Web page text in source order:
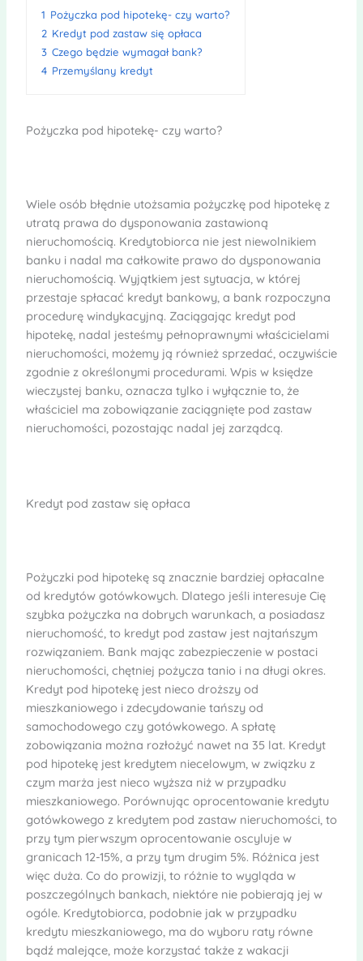
1 Pożyczka pod hipotekę- czy warto?
2 Kredyt pod zastaw się opłaca
3 Czego będzie wymagał bank?
4 Przemyślany kredyt
Pożyczka pod hipotekę- czy warto?
Wiele osób błędnie utożsamia pożyczkę pod hipotekę z
utratą prawa do dysponowania zastawioną
nieruchomością. Kredytobiorca nie jest niewolnikiem
banku i nadal ma całkowite prawo do dysponowania
nieruchomością. Wyjątkiem jest sytuacja, w której
przestaje spłacać kredyt bankowy, a bank rozpoczyna
procedurę windykacyjną. Zaciągając kredyt pod
hipotekę, nadal jesteśmy pełnoprawnymi właścicielami
nieruchomości, możemy ją również sprzedać, oczywiście
zgodnie z określonymi procedurami. Wpis w księdze
wieczystej banku, oznacza tylko i wyłącznie to, że
właściciel ma zobowiązanie zaciągnięte pod zastaw
nieruchomości, pozostając nadal jej zarządcą.
Kredyt pod zastaw się opłaca
Pożyczki pod hipotekę są znacznie bardziej opłacalne
od kredytów gotówkowych. Dlatego jeśli interesuje Cię
szybka pożyczka na dobrych warunkach, a posiadasz
nieruchomość, to kredyt pod zastaw jest najtańszym
rozwiązaniem. Bank mając zabezpieczenie w postaci
nieruchomości, chętniej pożycza tanio i na długi okres.
Kredyt pod hipotekę jest nieco droższy od
mieszkaniowego i zdecydowanie tańszy od
samochodowego czy gotówkowego. A spłatę
zobowiązania można rozłożyć nawet na 35 lat. Kredyt
pod hipotekę jest kredytem niecelowym, w związku z
czym marża jest nieco wyższa niż w przypadku
mieszkaniowego. Porównując oprocentowanie kredytu
gotówkowego z kredytem pod zastaw nieruchomości, to
przy tym pierwszym oprocentowanie oscyluje w
granicach 12-15%, a przy tym drugim 5%. Różnica jest
więc duża. Co do prowizji, to różnie to wygląda w
poszczególnych bankach, niektóre nie pobierają jej w
ogóle. Kredytobiorca, podobnie jak w przypadku
kredytu mieszkaniowego, ma do wyboru raty równe
bądź malejące, może korzystać także z wakacji